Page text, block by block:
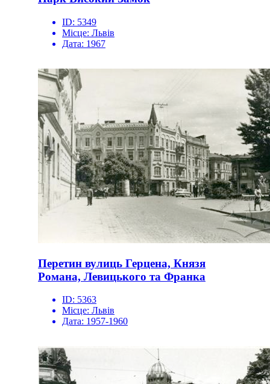
ID: 5349
Місце: Львів
Дата: 1967
Перетин вулиць Герцена, Князя
Романа, Левицького та Франка
ID: 5363
Місце: Львів
Дата: 1957-1960